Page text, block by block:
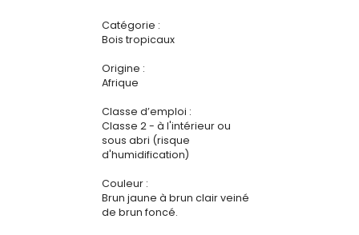
Catégorie :
Bois tropicaux
Origine :
Afrique
Classe d’emploi :
Classe 2 - à l'intérieur ou
sous abri (risque
d'humidification)
Couleur :
Brun jaune à brun clair veiné
de brun foncé.